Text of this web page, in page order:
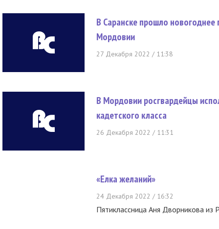
В Саранске прошло
Мордовии
27 Декабря 2022 / 11:38
В Мордовии росгвардейцы
кадетского класса
26 Декабря 2022 / 11:31
«Елка желаний»
24 Декабря 2022 / 16:32
Пятиклассница Аня Дворникова из